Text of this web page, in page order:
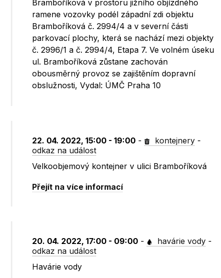
Bramboříková v prostoru jižního objízdného
ramene vozovky podél západní zdi objektu
Bramboříková č. 2994/4 a v severní části
parkovací plochy, která se nachází mezi objekty
č. 2996/1 a č. 2994/4, Etapa 7. Ve volném úseku
ul. Bramboříková zůstane zachován
obousměrný provoz se zajištěním dopravní
obslužnosti, Vydal: ÚMČ Praha 10
22. 04. 2022, 15:00 - 19:00 - kontejnery -
odkaz na událost
Velkoobjemový kontejner v ulici Bramboříková
Přejít na více informací
20. 04. 2022, 17:00 - 09:00 - havárie vody -
odkaz na událost
Havárie vody